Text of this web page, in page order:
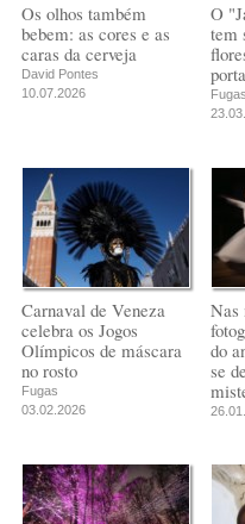
Os olhos também
bebem: as cores e as
caras da cerveja
David Pontes
10.07.2026
O
tem
Fugas
Carnaval de Veneza
celebra os Jogos
Olímpicos de máscara
no rosto
Fugas
03.02.2026
Nas
do
se